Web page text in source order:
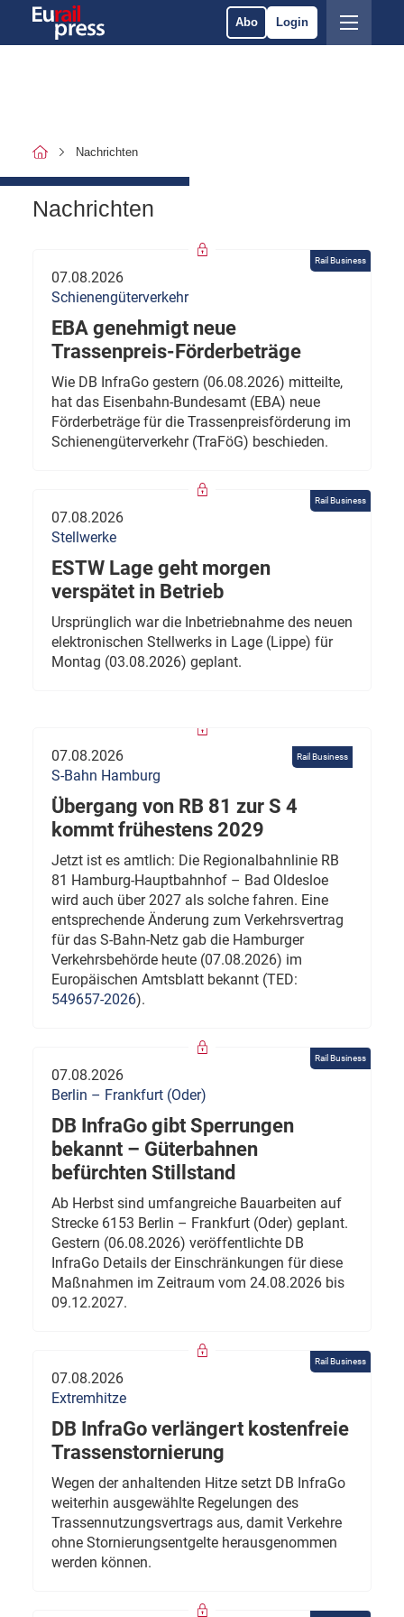
Abo Login
Nachrichten
Nachrichten
Rail Business
07.08.2026
Schienengüterverkehr
EBA genehmigt neue
Trassenpreis-Förderbeträge
Wie DB InfraGo gestern (06.08.2026) mitteilte,
hat das Eisenbahn-Bundesamt (EBA) neue
Förderbeträge für die Trassenpreisförderung im
Schienengüterverkehr (TraFöG) beschieden.
Rail Business
07.08.2026
Stellwerke
ESTW Lage geht morgen
verspätet in Betrieb
Ursprünglich war die Inbetriebnahme des neuen
elektronischen Stellwerks in Lage (Lippe) für
Montag (03.08.2026) geplant.
Rail Business
07.08.2026
S-Bahn Hamburg
Übergang von RB 81 zur S 4
kommt frühestens 2029
Jetzt ist es amtlich: Die Regionalbahnlinie RB
81 Hamburg-Hauptbahnhof – Bad Oldesloe
wird auch über 2027 als solche fahren. Eine
entsprechende Änderung zum Verkehrsvertrag
für das S-Bahn-Netz gab die Hamburger
Verkehrsbehörde heute (07.08.2026) im
Europäischen Amtsblatt bekannt (TED:
549657-2026).
Rail Business
07.08.2026
Berlin – Frankfurt (Oder)
DB InfraGo gibt Sperrungen
bekannt – Güterbahnen
befürchten Stillstand
Ab Herbst sind umfangreiche Bauarbeiten auf
Strecke 6153 Berlin – Frankfurt (Oder) geplant.
Gestern (06.08.2026) veröffentlichte DB
InfraGo Details der Einschränkungen für diese
Maßnahmen im Zeitraum vom 24.08.2026 bis
09.12.2027.
Rail Business
07.08.2026
Extremhitze
DB InfraGo verlängert kostenfreie
Trassenstornierung
Wegen der anhaltenden Hitze setzt DB InfraGo
weiterhin ausgewählte Regelungen des
Trassennutzungsvertrags aus, damit Verkehre
ohne Stornierungsentgelte herausgenommen
werden können.